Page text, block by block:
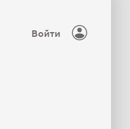
Войти